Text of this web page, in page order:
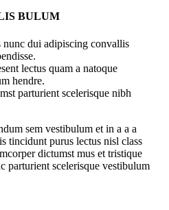
BULUM
nunc dui adipiscing convallis
lectus quam a natoque
hendre.
parturient scelerisque nibh
sem vestibulum et in a a a
tincidunt purus lectus nisl class
dictumst mus et tristique
parturient scelerisque vestibulum